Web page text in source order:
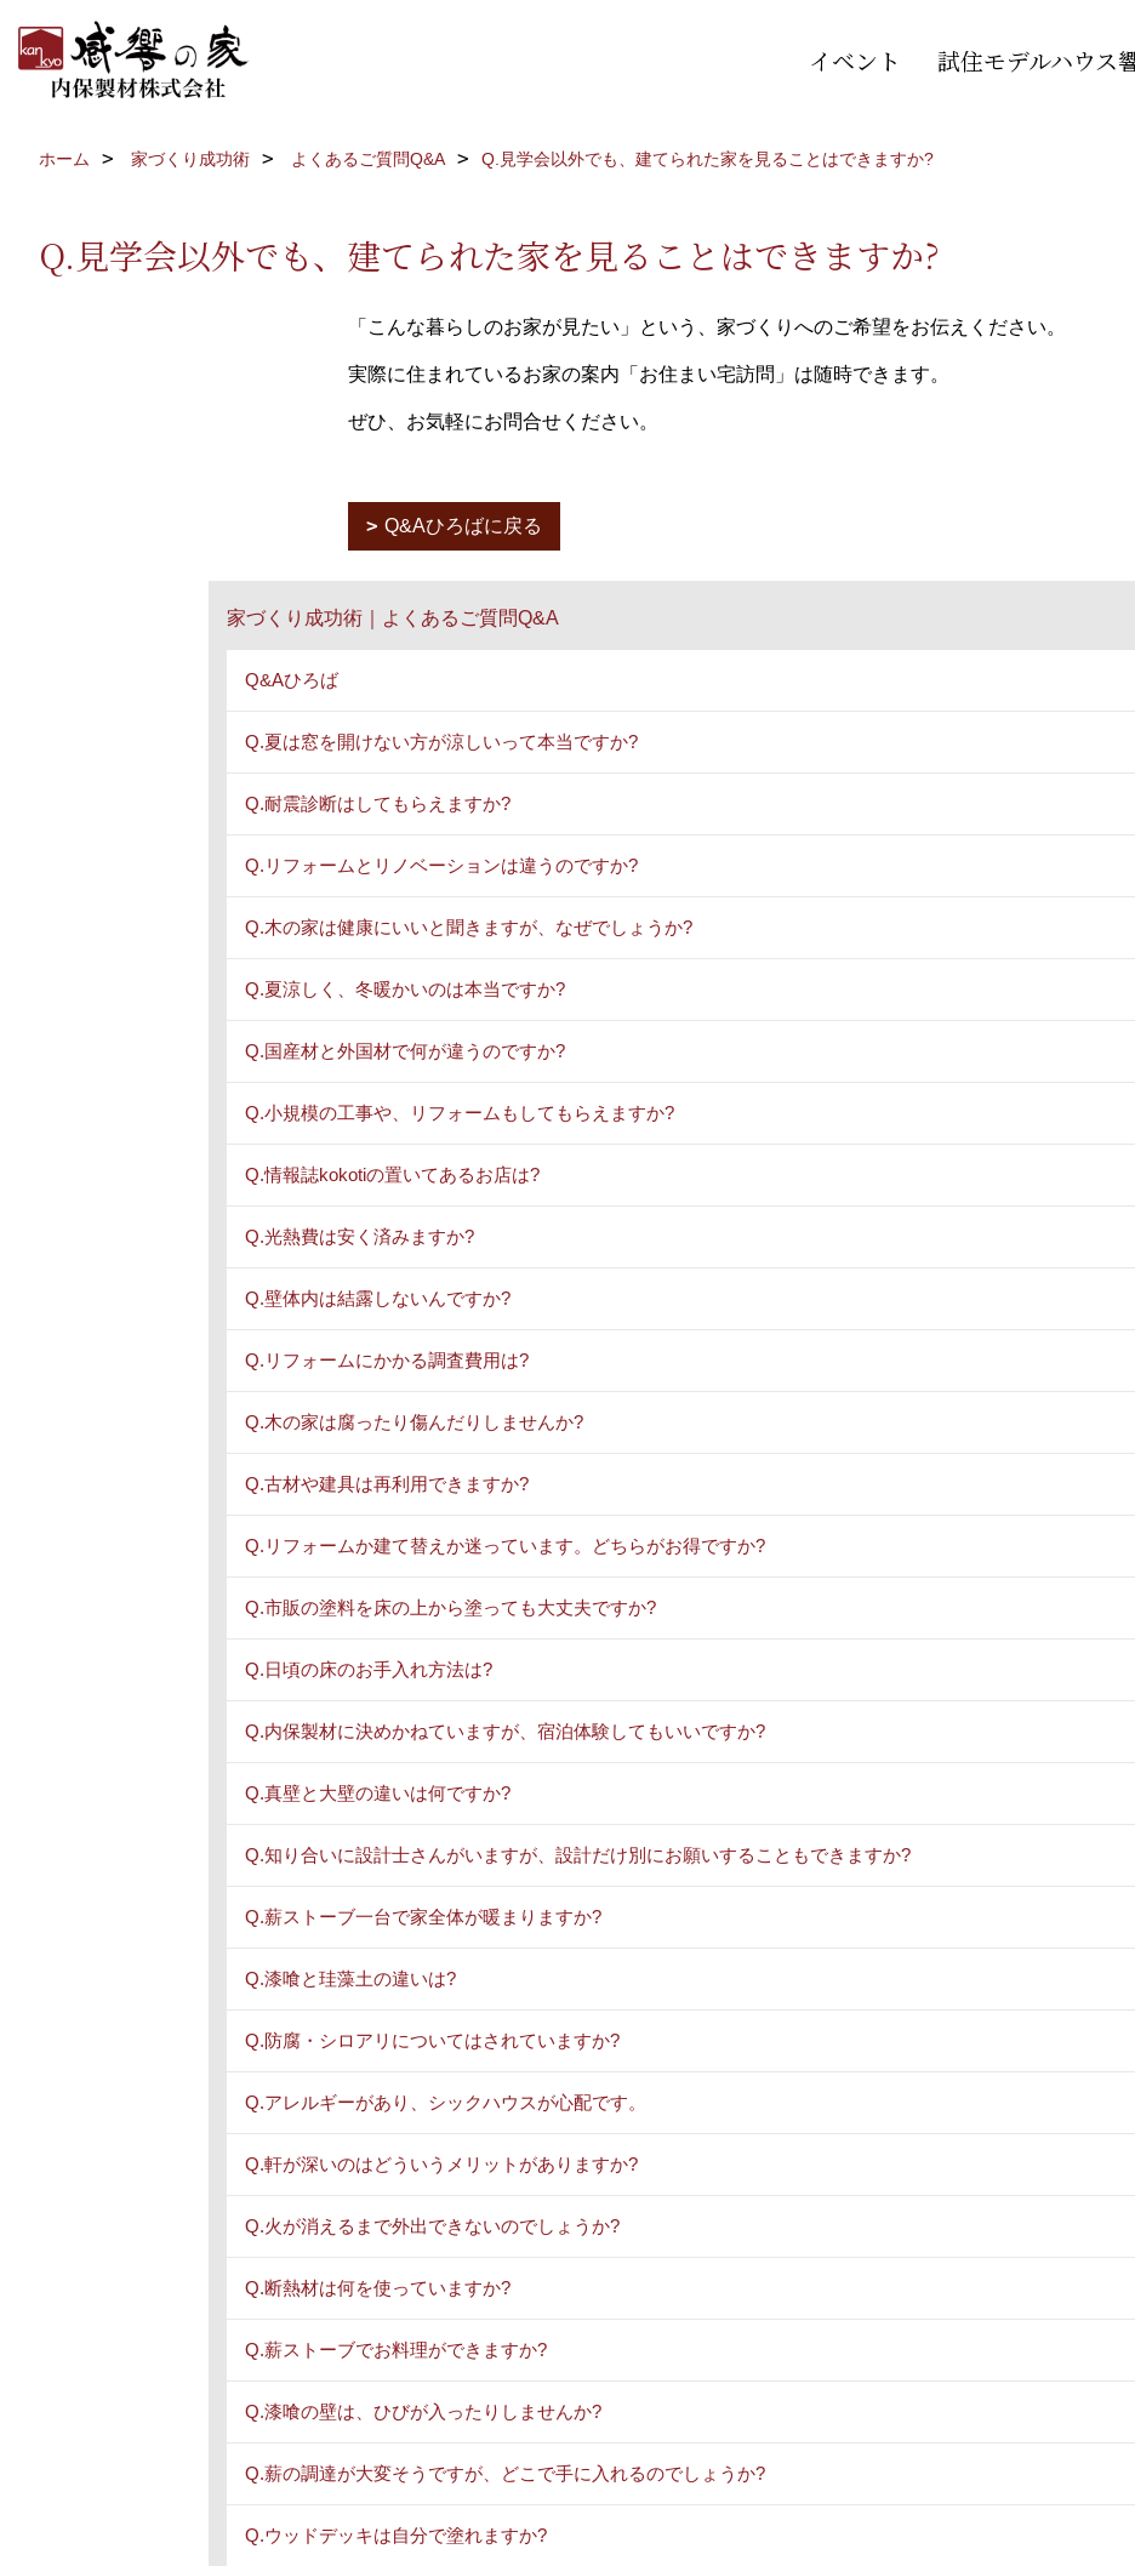
イベント 試住モデルハウス
ホーム 家づくり成功術 よくあるご質問Q&A Q.見学会以外でも、建てられた家を見ることはできますか?
Q.見学会以外でも、建てられた家を見ることはできますか?
「こんな暮らしのお家が見たい」という、家づくりへのご希望をお伝えください。
実際に住まれているお家の案内「お住まい宅訪問」は随時できます。
ぜひ、お気軽にお問合せください。
Q&Aひろばに戻る
家づくり成功術｜よくあるご質問Q&A
Q&Aひろば
Q.夏は窓を開けない方が涼しいって本当ですか?
Q.耐震診断はしてもらえますか?
Q.リフォームとリノベーションは違うのですか?
Q.木の家は健康にいいと聞きますが、なぜでしょうか?
Q.夏涼しく、冬暖かいのは本当ですか?
Q.国産材と外国材で何が違うのですか?
Q.小規模の工事や、リフォームもしてもらえますか?
Q.情報誌kokotiの置いてあるお店は?
Q.光熱費は安く済みますか?
Q.壁体内は結露しないんですか?
Q.リフォームにかかる調査費用は?
Q.木の家は腐ったり傷んだりしませんか?
Q.古材や建具は再利用できますか?
Q.リフォームか建て替えか迷っています。どちらがお得ですか?
Q.市販の塗料を床の上から塗っても大丈夫ですか?
Q.日頃の床のお手入れ方法は?
Q.内保製材に決めかねていますが、宿泊体験してもいいですか?
Q.真壁と大壁の違いは何ですか?
Q.知り合いに設計士さんがいますが、設計だけ別にお願いすることもできますか?
Q.薪ストーブ一台で家全体が暖まりますか?
Q.漆喰と珪藻土の違いは?
Q.防腐・シロアリについてはされていますか?
Q.アレルギーがあり、シックハウスが心配です。
Q.軒が深いのはどういうメリットがありますか?
Q.火が消えるまで外出できないのでしょうか?
Q.断熱材は何を使っていますか?
Q.薪ストーブでお料理ができますか?
Q.漆喰の壁は、ひびが入ったりしませんか?
Q.薪の調達が大変そうですが、どこで手に入れるのでしょうか?
Q.ウッドデッキは自分で塗れますか?